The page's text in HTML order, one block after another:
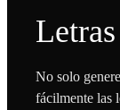
No solo
fácilmente las